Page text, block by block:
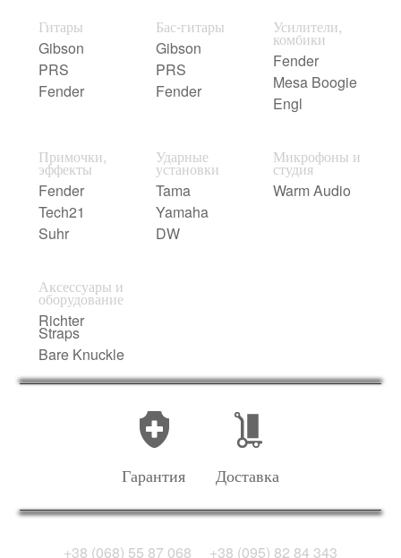
Гитары
Gibson
PRS
Fender
Бас-гитары
Gibson
PRS
Fender
Усилители,
комбики
Fender
Mesa Boogie
Engl
Примочки,
эффекты
Fender
Tech21
Suhr
Ударные
установки
Tama
Yamaha
DW
Микрофоны и
студия
Warm Audio
Аксессуары и
оборудование
Richter
Straps
Bare Knuckle
Гарантия Доставка
+38 (068) 55 87 068 +38 (095) 82 84 343